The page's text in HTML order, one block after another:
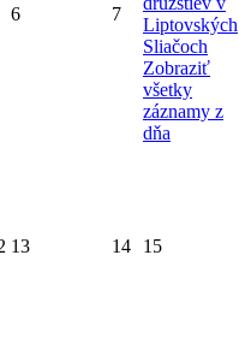
6 7
Liptovských
Sliačoch
Zobraziť
všetky
záznamy z
dňa
13 14 15